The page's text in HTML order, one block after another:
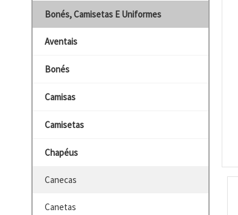
Bonés, Camisetas E Uniformes
Aventais
Bonés
Camisas
Camisetas
Chapéus
Canecas
Canetas